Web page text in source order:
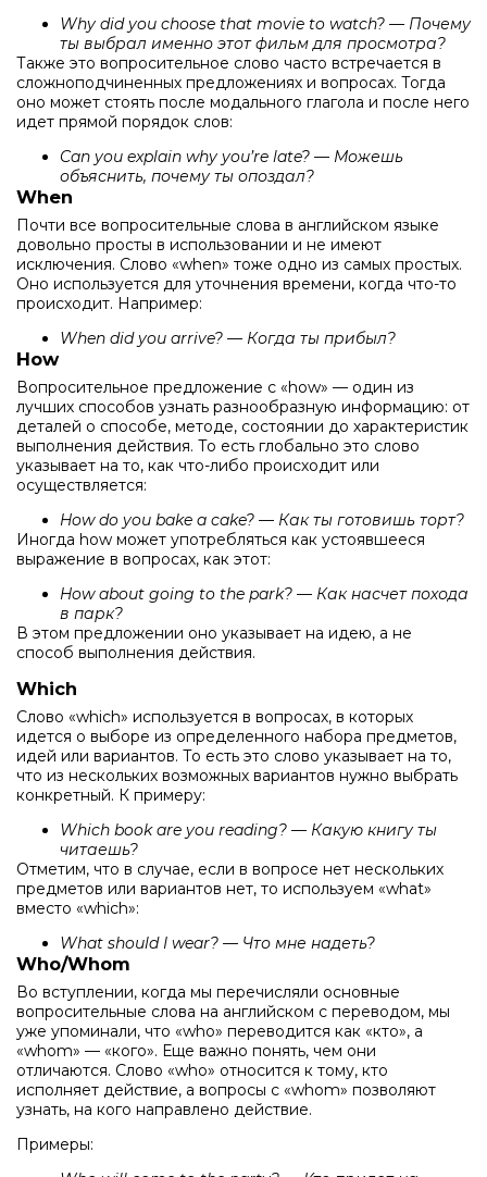
Why did you choose that movie to watch? — Почему
ты выбрал именно этот фильм для просмотра?
Также это вопросительное слово часто встречается в
сложноподчиненных предложениях и вопросах. Тогда
оно может стоять после модального глагола и после него
идет прямой порядок слов:
Can you explain why you’re late? — Можешь
объяснить, почему ты опоздал?
When
Почти все вопросительные слова в английском языке
довольно просты в использовании и не имеют
исключения. Слово «when» тоже одно из самых простых.
Оно используется для уточнения времени, когда что-то
происходит. Например:
When did you arrive? — Когда ты прибыл?
How
Вопросительное предложение с «how» — один из
лучших способов узнать разнообразную информацию: от
деталей о способе, методе, состоянии до характеристик
выполнения действия. То есть глобально это слово
указывает на то, как что-либо происходит или
осуществляется:
How do you bake a cake? — Как ты готовишь торт?
Иногда how может употребляться как устоявшееся
выражение в вопросах, как этот:
How about going to the park? — Как насчет похода
в парк?
В этом предложении оно указывает на идею, а не
способ выполнения действия.
Which
Слово «which» используется в вопросах, в которых
идется о выборе из определенного набора предметов,
идей или вариантов. То есть это слово указывает на то,
что из нескольких возможных вариантов нужно выбрать
конкретный. К примеру:
Which book are you reading? — Какую книгу ты
читаешь?
Отметим, что в случае, если в вопросе нет нескольких
предметов или вариантов нет, то используем «what»
вместо «which»:
What should I wear? — Что мне надеть?
Who/Whom
Во вступлении, когда мы перечисляли основные
вопросительные слова на английском с переводом, мы
уже упоминали, что «who» переводится как «кто», а
«whom» — «кого». Еще важно понять, чем они
отличаются. Слово «who» относится к тому, кто
исполняет действие, а вопросы с «whom» позволяют
узнать, на кого направлено действие.
Примеры: